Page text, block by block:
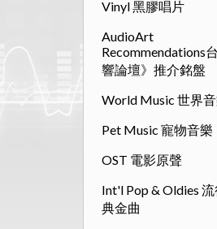
Vinyl 黑膠唱片
AudioArt
Recommendations
響論壇》推介銘盤
World Music 世界
Pet Music 寵物音樂
OST 電影原聲
Int'l Pop & Oldies
典金曲